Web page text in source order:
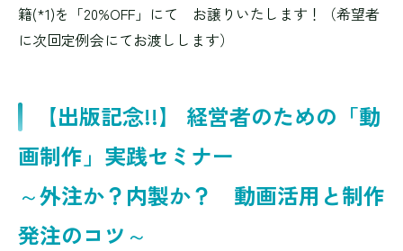
籍(*1)を「20%OFF」にて お譲りいたします！（希望者
に次回定例会にてお渡しします）
【出版記念!!】 経営者のための「動
画制作」実践セミナー
～外注か？内製か？ 動画活用と制作
発注のコツ～